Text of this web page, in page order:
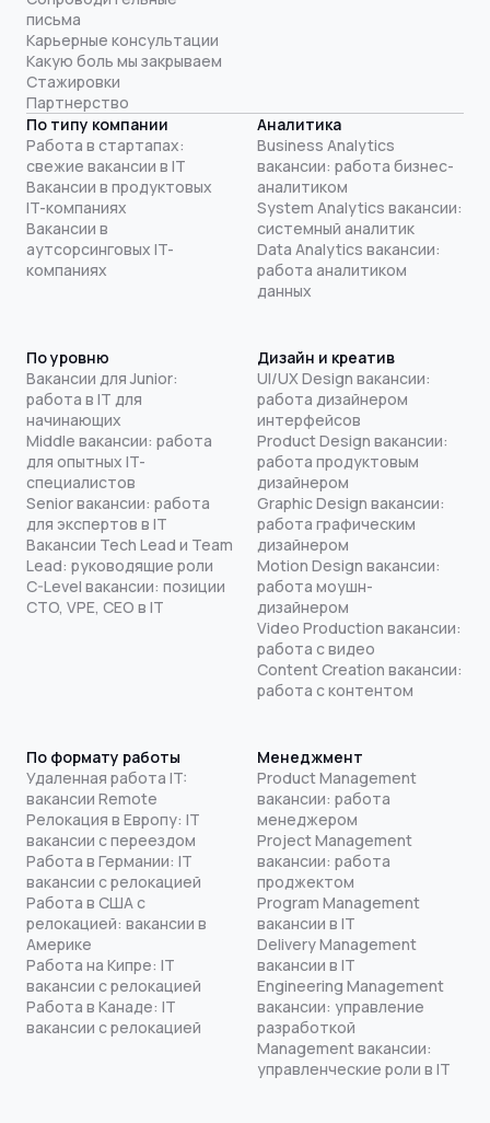
письма
Карьерные консультации
Какую боль мы закрываем
Стажировки
Партнерство
По типу компании
Работа в стартапах:
свежие вакансии в IT
Вакансии в продуктовых
IT-компаниях
Вакансии в
аутсорсинговых IT-
компаниях
Аналитика
Business Analytics
вакансии: работа бизнес-
аналитиком
System Analytics вакансии:
системный аналитик
Data Analytics вакансии:
работа аналитиком
данных
По уровню
Вакансии для Junior:
работа в IT для
начинающих
Middle вакансии: работа
для опытных IT-
специалистов
Senior вакансии: работа
для экспертов в IT
Вакансии Tech Lead и Team
Lead: руководящие роли
C-Level вакансии: позиции
CTO, VPE, CEO в IT
Дизайн и креатив
UI/UX Design вакансии:
работа дизайнером
интерфейсов
Product Design вакансии:
работа продуктовым
дизайнером
Graphic Design вакансии:
работа графическим
дизайнером
Motion Design вакансии:
работа моушн-
дизайнером
Video Production вакансии:
работа с видео
Content Creation вакансии:
работа с контентом
По формату работы
Удаленная работа IT:
вакансии Remote
Релокация в Европу: IT
вакансии с переездом
Работа в Германии: IT
вакансии с релокацией
Работа в США с
релокацией: вакансии в
Америке
Работа на Кипре: IT
вакансии с релокацией
Работа в Канаде: IT
вакансии с релокацией
Менеджмент
Product Management
вакансии: работа
менеджером
Project Management
вакансии: работа
проджектом
Program Management
вакансии в IT
Delivery Management
вакансии в IT
Engineering Management
вакансии: управление
разработкой
Management вакансии:
управленческие роли в IT